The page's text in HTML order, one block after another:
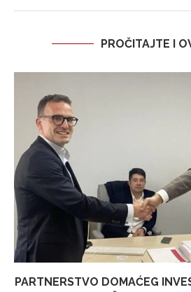
PROČITAJTE I
PARTNERSTVO DOMAĆEG